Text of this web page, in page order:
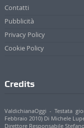
Contatti
Pubblicità
Privacy Policy
Cookie Policy
Credits
ValdichianaOggi - Testata
Febbraio 2010) Di Michele
Direttore Responsabile